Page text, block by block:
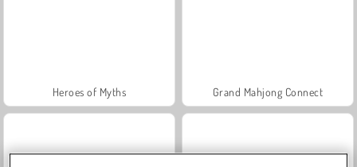
Heroes of Myths Grand Mahjong Connect